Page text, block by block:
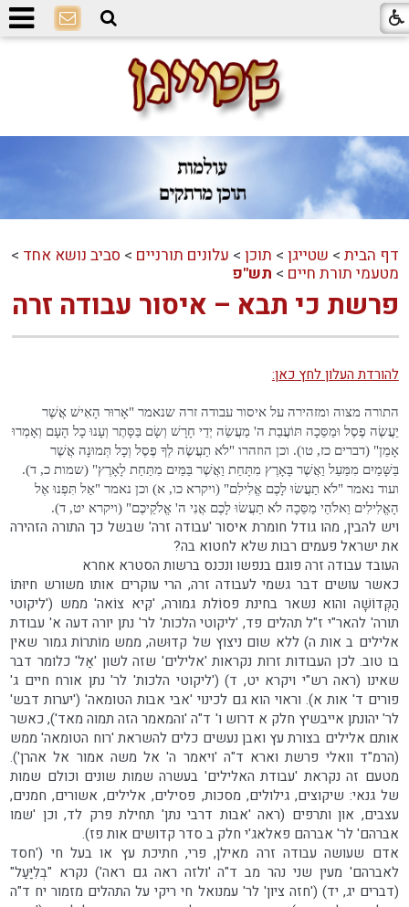
דף הבית > שטייגן > תוכן > עלונים תורניים > סביב נושא אחד >
מטעמי תורת חיים > תש"פ
פרשת כי תבא – איסור עבודה זרה
להורדת העלון לחץ כאן:
התורה מצוה ומזהירה על איסור עבודה זרה שנאמר "אָרוּר הָאִישׁ אֲשֶׁר
יַעֲשֶׂה פֶסֶל וּמַסֵּכָה תּוֹעֲבַת ה' מַעֲשֵׂה יְדֵי חָרָשׁ וְשָׂם בַּסָּתֶר וְעָנוּ כָל הָעָם וְאָמְרוּ
אָמֵן" (דברים כז, טו). וכן הוזהרו "לֹא תַעֲשֶׂה לְךָ פֶסֶל וְכָל תְּמוּנָה אֲשֶׁר
בַּשָּׁמַיִם מִמַּעַל וַאֲשֶׁר בָּאָרֶץ מִתָּחַת וַאֲשֶׁר בַּמַּיִם מִתַּחַת לָאָרֶץ" (שמות כ, ד).
ועוד נאמר "לֹא תַעֲשׂוּ לָכֶם אֱלִילִם" (ויקרא כו, א) וכן נאמר "אַל תִּפְנוּ אֶל
הָאֱלִילִים וֵאלֹהֵי מַסֵּכָה לֹא תַעֲשׂוּ לָכֶם אֲנִי ה' אֱלֹקֵיכֶם" (ויקרא יט, ד).
ויש להבין, מהו גודל חומרת איסור 'עבודה זרה' שבשל כך התורה הזהירה
את ישראל פעמים רבות שלא לחטוא בה?
העובד עבודה זרה פוגם בנפשו ונכנס ברשות הסטרא אחרא
כאשר עושים דבר גשמי לעבודה זרה, הרי עוקרים אותו משורש חיוּתוֹ
הַקְּדוֹשָׁה והוא נשאר בחינת פסוֹלת גמורה, 'קִיא צוֹאה' ממש ('ליקוטי
תורה' להאר"י ז"ל תהלים פד, 'ליקוטי הלכות' לר' נתן יורה דעה א' עבודת
אלילים ב אות ה) ללא שום ניצוץ של קדוּשה, ממש מוֹתרוֹת גמור שאין
בו טוב. לכן העבודות זרות נקראות 'אלילים' שזה לשון 'אַל' כלומר דבר
שאינו (ראה רש"י ויקרא יט, ד) ('ליקוטי הלכות' לר' נתן אורח חיים ג'
פורים ד' אות א). וראוי הוא גם לכינוי 'אבי אבות הטומאה' ('יערות דבש'
לר' יהונתן אייבשיץ חלק א דרוש ו' ד"ה 'והמאמר הזה תמוה מאד'), כאשר
אותם אלילים בצורת עץ ואבן נעשים כלים להשראת 'רוח הטומאה' ממש
(הרמ"ד וואלי פרשת וארא ד"ה 'ויאמר ה' אל משה אמור אל אהרן').
מטעם זה נקראת 'עבודת האלילים' בעשרה שמות שונים וכולם שמות
של גנאי: שיקוצים, גילולים, מסכות, פסילים, אלילים, אשורים, חמנים,
עצבים, און ותרפים (ראה 'אבות דרבי נתן' תחילת פרק לד, וכן 'שמו
אברהם' לר' אברהם פאלאג'י חלק ב סדר קדושים אות פז).
אדם שעושה עבודה זרה מאילן, פרי, חתיכת עץ או בעל חי ('חסד
לאברהם' מעין שני נהר מב ד"ה 'ולזה ראה גם ראה') נקרא "בְלִיַּעַל"
(דברים יג, יד) ('חזה ציון' לר' עמנואל חי ריקי על התהלים מזמור יח ד"ה